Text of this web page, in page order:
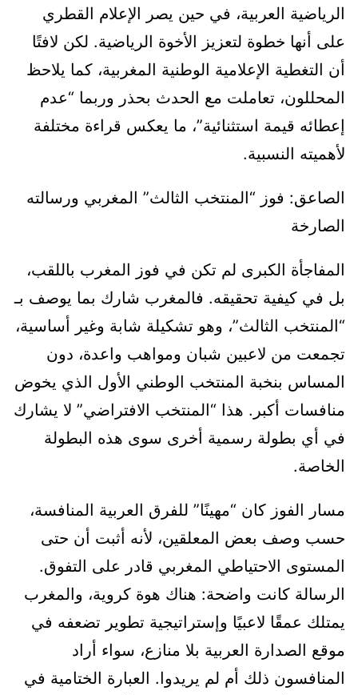
الرياضية العربية، في حين يصر الإعلام القطري
على أنها خطوة لتعزيز الأخوة الرياضية. لكن لافتًا
أن التغطية الإعلامية الوطنية المغربية، كما يلاحظ
المحللون، تعاملت مع الحدث بحذر وربما “عدم
إعطائه قيمة استثنائية”، ما يعكس قراءة مختلفة
لأهميته النسبية.
الصاعق: فوز “المنتخب الثالث” المغربي ورسالته
الصارخة
المفاجأة الكبرى لم تكن في فوز المغرب باللقب،
بل في كيفية تحقيقه. فالمغرب شارك بما يوصف بـ
“المنتخب الثالث”، وهو تشكيلة شابة وغير أساسية،
تجمعت من لاعبين شبان ومواهب واعدة، دون
المساس بنخبة المنتخب الوطني الأول الذي يخوض
منافسات أكبر. هذا “المنتخب الافتراضي” لا يشارك
في أي بطولة رسمية أخرى سوى هذه البطولة
الخاصة.
مسار الفوز كان “مهينًا” للفرق العربية المنافسة،
حسب وصف بعض المعلقين، لأنه أثبت أن حتى
المستوى الاحتياطي المغربي قادر على التفوق.
الرسالة كانت واضحة: هناك هوة كروية، والمغرب
يمتلك عمقًا لاعبيًا وإستراتيجية تطوير تضعفه في
موقع الصدارة العربية بلا منازع، سواء أراد
المنافسون ذلك أم لم يريدوا. العبارة الختامية في